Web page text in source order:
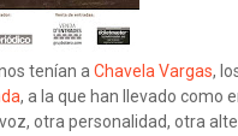
tenían a Chavela Vargas,
, a la que han llevado como
otra personalidad, otra